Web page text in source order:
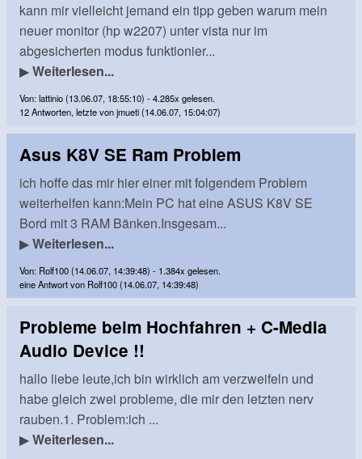
kann mir vielleicht jemand ein tipp geben warum mein
neuer monitor (hp w2207) unter vista nur im
abgesicherten modus funktionier...
▶Weiterlesen...
Von: lattinio (13.06.07, 18:55:10) - 4.285x gelesen.
12 Antworten, letzte von jmueti (14.06.07, 15:04:07)
Asus K8V SE Ram Problem
ich hoffe das mir hier einer mit folgendem Problem
weiterhelfen kann:Mein PC hat eine ASUS K8V SE
Bord mit 3 RAM Bänken.Insgesam...
▶Weiterlesen...
Von: Rolf100 (14.06.07, 14:39:48) - 1.384x gelesen.
eine Antwort von Rolf100 (14.06.07, 14:39:48)
Probleme beim Hochfahren + C-Media
Audio Device !!
hallo liebe leute,ich bin wirklich am verzweifeln und
habe gleich zwei probleme, die mir den letzten nerv
rauben.1. Problem:ich ...
▶Weiterlesen...